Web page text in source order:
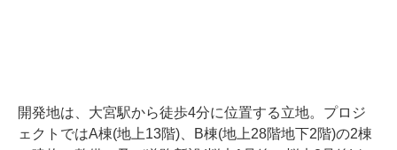
開発地は、大宮駅から徒歩4分に位置する立地。プロジ
ェクトではA棟(地上13階)、B棟(地上28階地下2階)の2棟